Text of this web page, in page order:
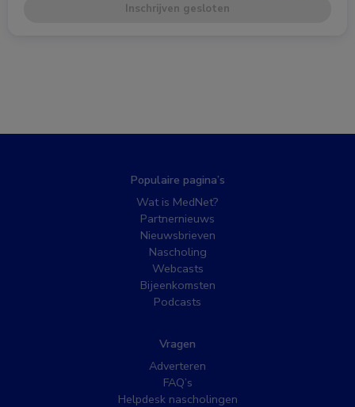
Inschrijven gesloten
Populaire pagina’s
Wat is MedNet?
Partnernieuws
Nieuwsbrieven
Nascholing
Webcasts
Bijeenkomsten
Podcasts
Vragen
Adverteren
FAQ’s
Helpdesk nascholingen